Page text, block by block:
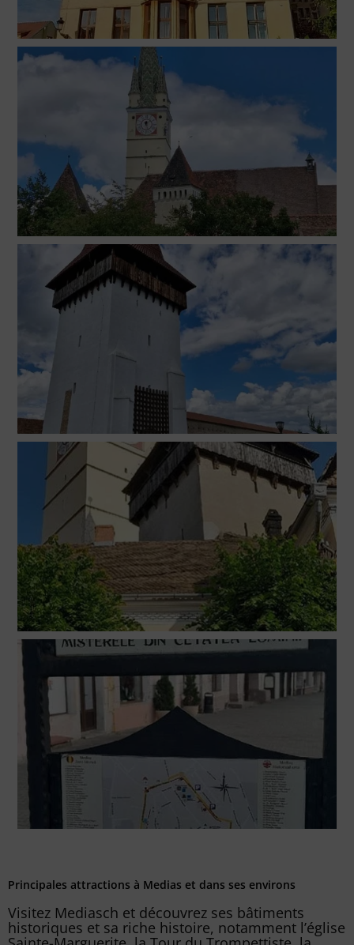
Principales attractions à Medias et dans ses environs
Visitez Mediasch et découvrez ses bâtiments
historiques et sa riche histoire, notamment l’église